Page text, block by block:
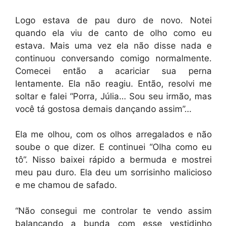
Logo estava de pau duro de novo. Notei
quando ela viu de canto de olho como eu
estava. Mais uma vez ela não disse nada e
continuou conversando comigo normalmente.
Comecei então a acariciar sua perna
lentamente. Ela não reagiu. Então, resolvi me
soltar e falei “Porra, Júlia… Sou seu irmão, mas
você tá gostosa demais dançando assim”…
Ela me olhou, com os olhos arregalados e não
soube o que dizer. E continuei “Olha como eu
tô”. Nisso baixei rápido a bermuda e mostrei
meu pau duro. Ela deu um sorrisinho malicioso
e me chamou de safado.
“Não consegui me controlar te vendo assim
balançando a bunda com esse vestidinho